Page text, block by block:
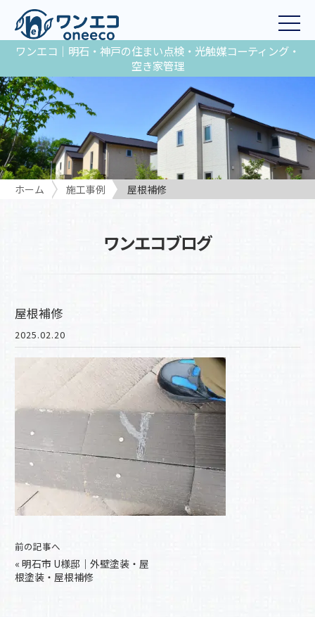
ワンエコ｜明石・神戸の住まい点検・光触媒コーティング・
空き家管理
ホーム 施工事例 屋根補修
ワンエコブログ
屋根補修
2025.02.20
前の記事へ
« 明石市 U様邸｜外壁塗装・屋
根塗装・屋根補修